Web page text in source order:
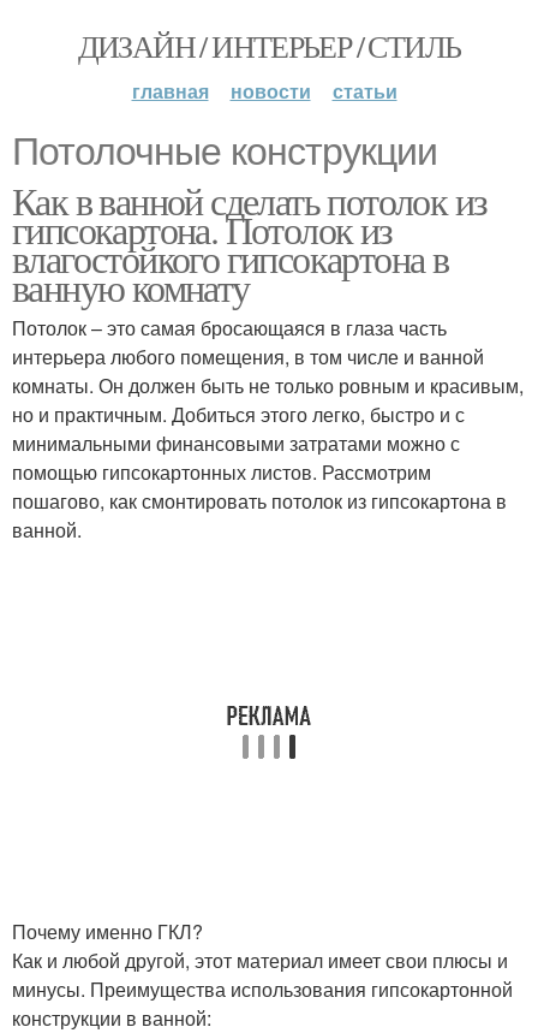
ДИЗАЙН / ИНТЕРЬЕР / СТИЛЬ
главная новости статьи
Потолочные конструкции
Как в ванной сделать потолок из
гипсокартона. Потолок из
влагостойкого гипсокартона в
ванную комнату
Потолок – это самая бросающаяся в глаза часть
интерьера любого помещения, в том числе и ванной
комнаты. Он должен быть не только ровным и красивым,
но и практичным. Добиться этого легко, быстро и с
минимальными финансовыми затратами можно с
помощью гипсокартонных листов. Рассмотрим
пошагово, как смонтировать потолок из гипсокартона в
ванной.
Почему именно ГКЛ?
Как и любой другой, этот материал имеет свои плюсы и
минусы. Преимущества использования гипсокартонной
конструкции в ванной: